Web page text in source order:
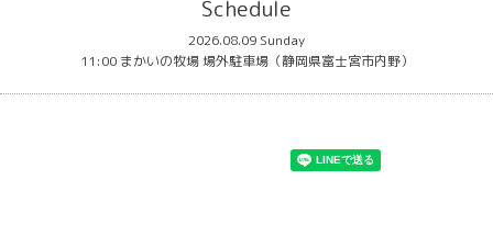
Schedule
2026.08.09 Sunday
11:00 まかいの牧場 場外駐車場（静岡県富士宮市内野）